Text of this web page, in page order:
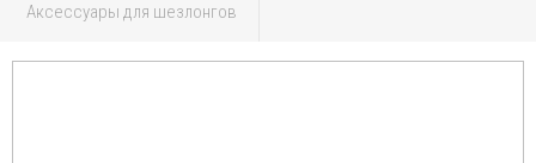
Аксессуары для шезлонгов